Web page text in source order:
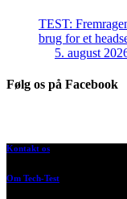
TEST:
brug for et
5. august
Følg os på Facebook
Kontakt os
Om Tech-Test